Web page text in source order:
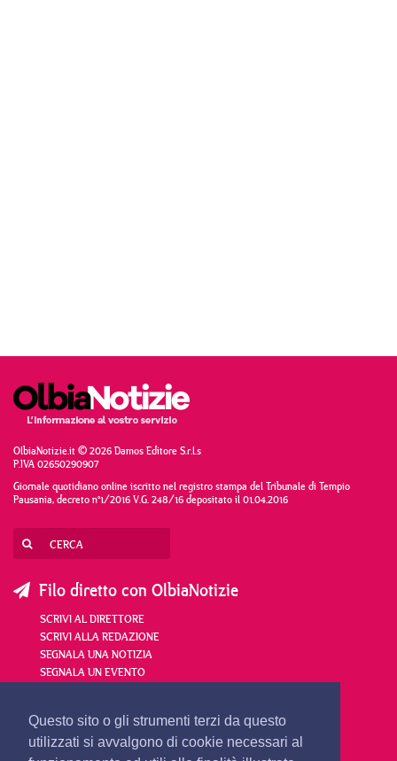
Questo sito o gli strumenti terzi da questo
utilizzati si avvalgono di cookie necessari al
OlbiaNotizie.it © 2026 Damos Editore S.r.l.s
P.IVA 02650290907
Giornale quotidiano online iscritto nel registro stampa del Tribunale di Tempio
Pausania, decreto n°1/2016 V.G. 248/16 depositato il 01.04.2016
Filo diretto con OlbiaNotizie
SCRIVI AL DIRETTORE
SCRIVI ALLA REDAZIONE
SEGNALA UNA NOTIZIA
SEGNALA UN EVENTO
redazione@olbianotizie.it